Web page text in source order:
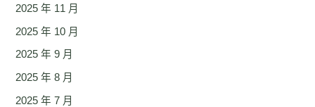
2025 年 11 月
2025 年 10 月
2025 年 9 月
2025 年 8 月
2025 年 7 月